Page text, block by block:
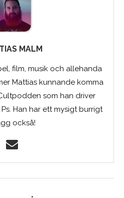
MALM
film, musik och allehanda
Mattias kunnande komma
som han driver
Han har ett mysigt burrigt
också!